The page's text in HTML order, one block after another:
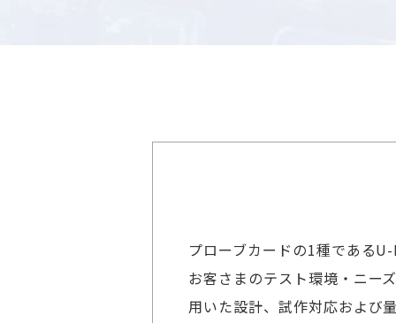
プローブカードの1種である
お客さまのテスト環境・ニー
用いた設計、試作対応および